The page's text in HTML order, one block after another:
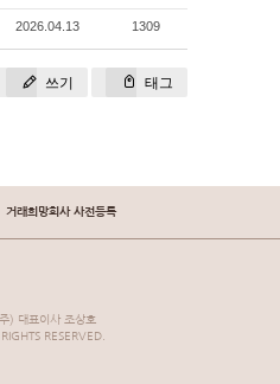
2026.04.13 1309
쓰기 태그
거래희망회사 사전등록
) 대표이사 조상호
RESERVED.